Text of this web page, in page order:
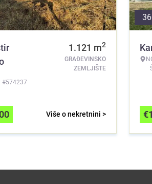
#574237
1.121 m2
GRAĐEVINSKO
ZEMLJIŠTE
Više o nekretnini > €